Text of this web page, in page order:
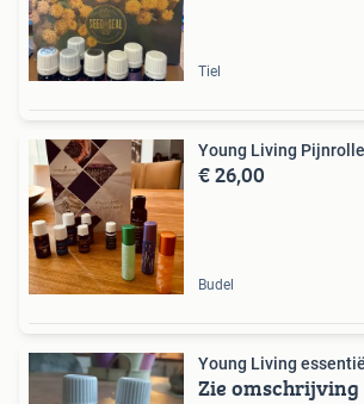
Tiel
Young Living
€ 26,00
Budel
Young Living
Zie omschrijving